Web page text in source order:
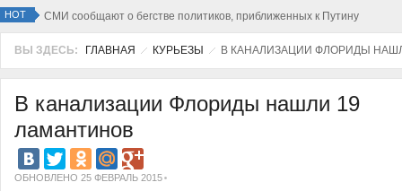
HOT СМИ сообщают о бегстве политиков, приближенных к Путину
ВЫ ЗДЕСЬ: ГЛАВНАЯ КУРЬЕЗЫ В КАНАЛИЗАЦИИ ФЛОРИДЫ
В канализации Флориды нашли 19
ламантинов
ОБНОВЛЕНО 25 ФЕВРАЛЬ 2015